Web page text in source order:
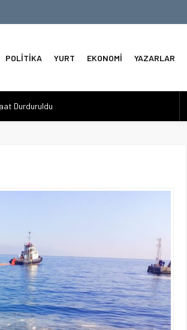
POLİTİKA YURT EKONOMİ YAZARLAR
Durduruldu
Sonuçlar